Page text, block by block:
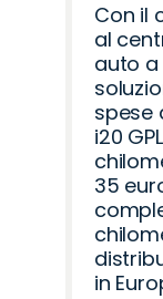
Con il
al
auto a
spese
i20
35
in